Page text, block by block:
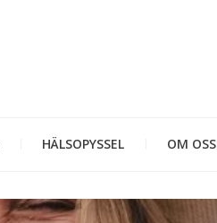
HÄLSOPYSSEL OM OSS